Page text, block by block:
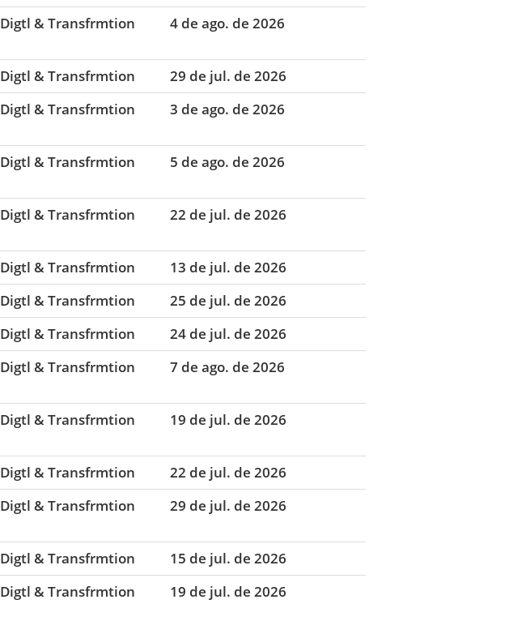
Digtl & Transfrmtion 4 de ago. de 2026
Digtl & Transfrmtion
29 de jul. de 2026
Digtl & Transfrmtion 3 de ago. de 2026
Digtl & Transfrmtion 5 de ago. de 2026
Digtl & Transfrmtion 22 de jul. de 2026
Digtl & Transfrmtion
13 de jul. de 2026
Digtl & Transfrmtion
25 de jul. de 2026
Digtl & Transfrmtion
24 de jul. de 2026
Digtl & Transfrmtion 7 de ago. de 2026
Digtl & Transfrmtion 19 de jul. de 2026
Digtl & Transfrmtion
22 de jul. de 2026
Digtl & Transfrmtion 29 de jul. de 2026
Digtl & Transfrmtion
15 de jul. de 2026
Digtl & Transfrmtion 19 de jul. de 2026